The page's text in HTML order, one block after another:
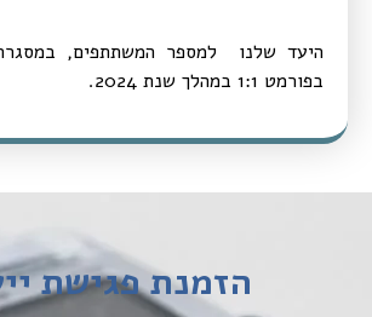
היעד שלנו למספר המשתתפים,
בפורמט 1:1 במהלך שנת 2024.
הזמנת פגישת